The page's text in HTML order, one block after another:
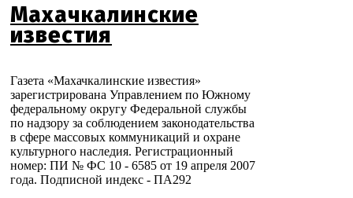
Махачкалинские
известия
Газета «Махачкалинские известия»
зарегистрирована Управлением по Южному
федеральному округу Федеральной службы
по надзору за соблюдением законодательства
в сфере массовых коммуникаций и охране
культурного наследия. Регистрационный
номер: ПИ № ФС 10 - 6585 от 19 апреля 2007
года. Подписной индекс - ПА292